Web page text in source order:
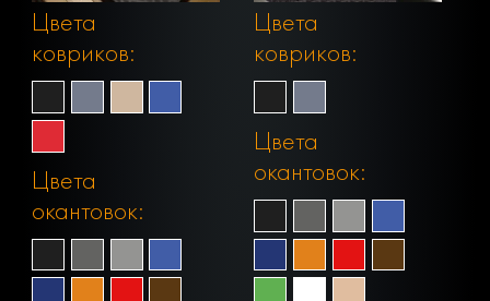
Цвета
ковриков:
Цвета
окантовок:
Цвета
ковриков:
Цвета
окантовок: